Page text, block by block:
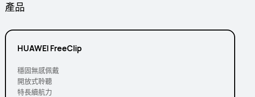
產品
HUAWEI FreeClip
穩固無感佩戴
開放式聆聽
特長續航力